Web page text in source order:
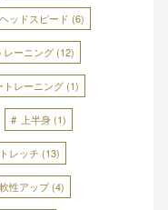
ヘッドスピード (6)
レーニング (12)
トレーニング (1)
上半身 (1)
レッチ (13)
性アップ(4)